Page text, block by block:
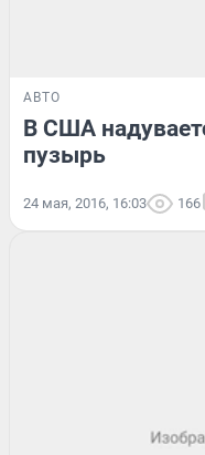
АВТО
В США
пузырь
24 мая, 2016, 16:03 166